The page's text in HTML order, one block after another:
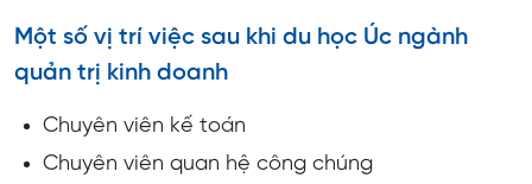
Một số vị trí việc sau khi du học Úc ngành
quản trị kinh doanh
Chuyên viên kế toán
Chuyên viên quan hệ công chúng